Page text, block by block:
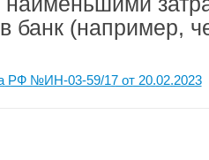
банк (например,
РФ №ИН-03-59/17 от 20.02.2023